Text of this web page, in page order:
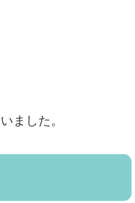
ました。